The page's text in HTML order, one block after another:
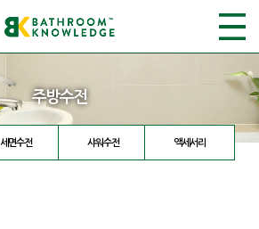
주방수전
세면수전 샤워수전 액세서리